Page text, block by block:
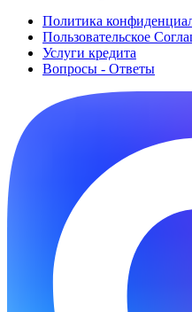
Политика
Пользовательское
Услуги кредита
Вопросы - Ответы